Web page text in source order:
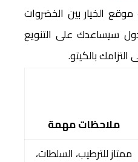
الخيار بين الخضروات
سيساعدك على التنويع
بالكيتو.
ملاحظات مهمة
ممتاز للترطيب، السلطات،